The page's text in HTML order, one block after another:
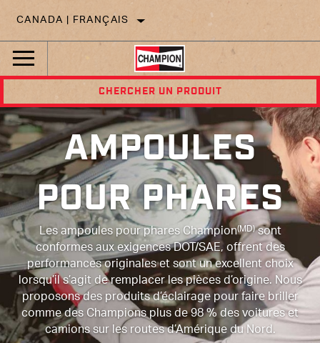
CANADA | FRANÇAIS
CHERCHER UN PRODUIT
AMPOULES
POUR PHARES
Les ampoules pour phares Champion(MD)sont
conformes aux exigences DOT/SAE, offrent des
performances originales et sont un excellent choix
lorsqu’il s’agit de remplacer les pièces d’origine. Nous
proposons des produits d’éclairage pour faire briller
comme des Champions plus de 98 % des voitures et
camions sur les routes d’Amérique du Nord.